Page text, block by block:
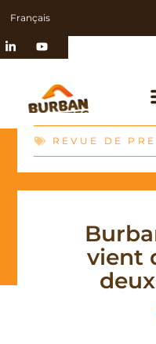
Français
REVUE DE
vient